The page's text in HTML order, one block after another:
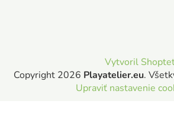
Vytvoril
Copyright 2026 Playatelier.eu.
Upraviť nastavenie